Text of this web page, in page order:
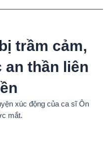
trầm cảm,
an thần liên
xúc động của ca sĩ Ôn
mắt.